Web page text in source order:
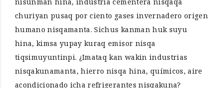
churiyan pusaq por ciento gases invernadero origen
humano nisqamanta. Sichus kanman huk suyu
hina, kimsa yupay kuraq emisor nisqa
tiqsimuyuntinpi. ¿Imataq kan wakin industrias
nisqakunamanta, hierro nisqa hina, químicos, aire
acondicionado icha refrigerantes nisqakuna?